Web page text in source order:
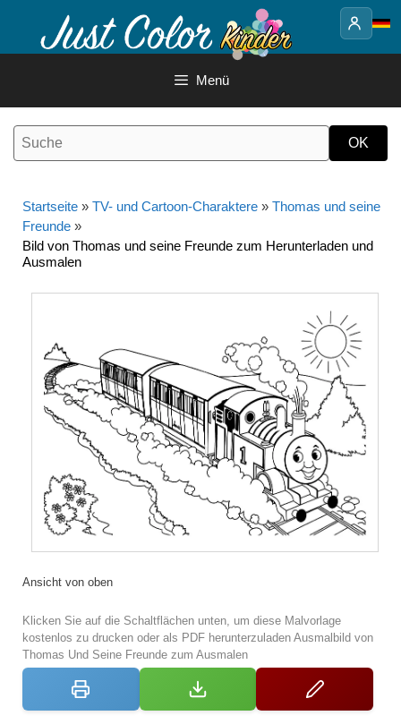
Inhalt
Menü
Startseite » TV- und Cartoon-Charaktere » Thomas und seine
Freunde »
Bild von Thomas und seine Freunde zum Herunterladen und
Ausmalen
Ansicht von oben
Klicken Sie auf die Schaltflächen unten, um diese Malvorlage
kostenlos zu drucken oder als PDF herunterzuladen Ausmalbild von
Thomas Und Seine Freunde zum Ausmalen